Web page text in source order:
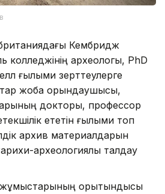
Кембридж
колледжінің археологы, PhD
ғылыми зерттеулерге
жоба орындаушысы,
докторы, профессор
ететін ғылыми топ
архив материалдарын
археологиялық талдау
жұмыстарының қорытындысы